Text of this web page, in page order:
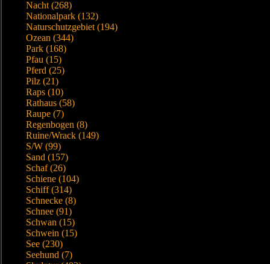
Nacht (268)
Nationalpark (132)
Naturschutzgebiet (194)
Ozean (344)
Park (168)
Pfau (15)
Pferd (25)
Pilz (21)
Raps (10)
Rathaus (58)
Raupe (7)
Regenbogen (8)
Ruine/Wrack (149)
S/W (99)
Sand (157)
Schaf (26)
Schiene (104)
Schiff (314)
Schnecke (8)
Schnee (91)
Schwan (15)
Schwein (15)
See (230)
Seehund (7)